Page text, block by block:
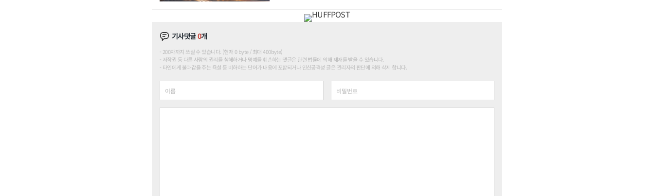
기사댓글0개
200자까지 쓰실 수 있습니다. (현재 0 byte / 최대 400byte)
저작권 등 다른 사람의 권리를 침해하거나 명예를 훼손하는 댓글은 관련 법률에 의해 제재를 받을 수 있습니다.
타인에게 불쾌감을 주는 욕설 등 비하하는 단어가 내용에 포함되거나 인신공격성 글은 관리자의 판단에 의해 삭제 합니다.